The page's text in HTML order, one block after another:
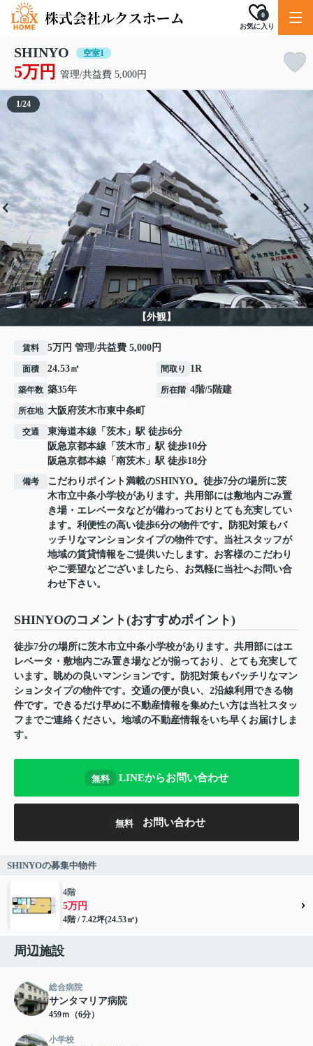
お気に入り
0
SHINYO 空室1
5万円 管理/共益費 5,000円
【外観】
1/24
賃料 5万円 管理/共益費 5,000円
面積 24.53㎡ 間取り 1R
築年数 築35年 所在階 4階/5階建
所在地 大阪府茨木市東中条町
交通 東海道本線 「 茨木 」駅 徒歩6分
阪急京都本線 「 茨木市 」駅 徒歩10分
阪急京都本線 「 南茨木 」駅 徒歩18分
備考
こだわりポイント満載のSHINYO。徒歩7分の場所に茨
木市立中条小学校があります。共用部には敷地内ごみ置
き場・エレベータなどが備わっておりとても充実してい
ます。利便性の高い徒歩6分の物件です。防犯対策もバ
ッチリなマンションタイプの物件です。当社スタッフが
地域の賃貸情報をご提供いたします。お客様のこだわり
やご要望などございましたら、お気軽に当社へお問い合
わせ下さい。
SHINYOのコメント(おすすめポイント)
徒歩7分の場所に茨木市立中条小学校があります。共用部にはエ
レベータ・敷地内ごみ置き場などが揃っており、とても充実して
います。眺めの良いマンションです。防犯対策もバッチリなマン
ションタイプの物件です。交通の便が良い、2沿線利用できる物
件です。できるだけ早めに不動産情報を集めたい方は当社スタッ
フまでご連絡ください。地域の不動産情報をいち早くお届けしま
す。
無料 LINEからお問い合わせ
無料 お問い合わせ
SHINYOの募集中物件
4階
5万円
4階 / 7.42坪(24.53㎡)
周辺施設
総合病院
サンタマリア病院
459ｍ（6分）
小学校